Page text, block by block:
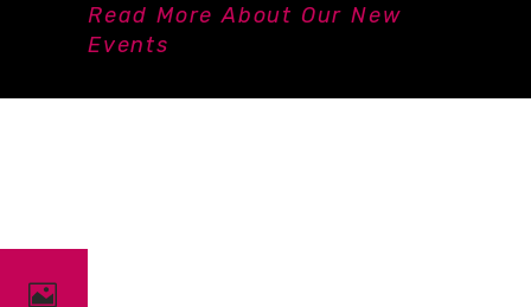
Read More About Our New
Events